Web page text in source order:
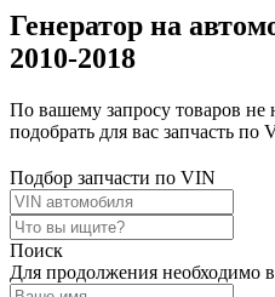
Генератор на
2010-2018
По вашему запросу товаров
подобрать для вас запчасть
Подбор запчасти по VIN
Поиск
Для продолжения необходимо